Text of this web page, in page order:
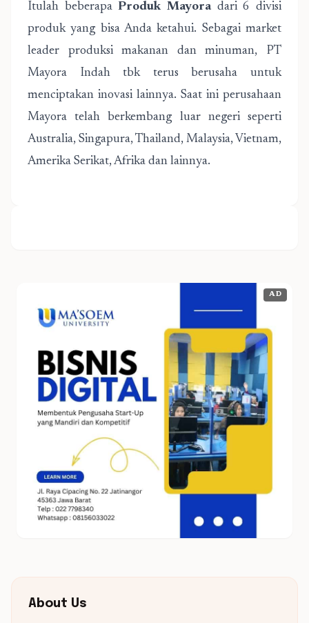
Itulah beberapaProduk Mayoradari 6 divisi
produk yang bisa Anda ketahui. Sebagai market
leader produksi makanan dan minuman, PT
Mayora Indah tbk terus berusaha untuk
menciptakan inovasi lainnya. Saat ini perusahaan
Mayora telah berkembang luar negeri seperti
Australia, Singapura, Thailand, Malaysia, Vietnam,
Amerika Serikat, Afrika dan lainnya.
AD
About Us